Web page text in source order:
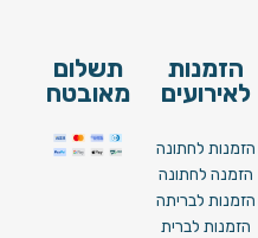
הזמנות
לאירועים
הזמנות לחתונה
הזמנה לחתונה
הזמנות לבריתה
הזמנות לברית
תשלום
מאובטח